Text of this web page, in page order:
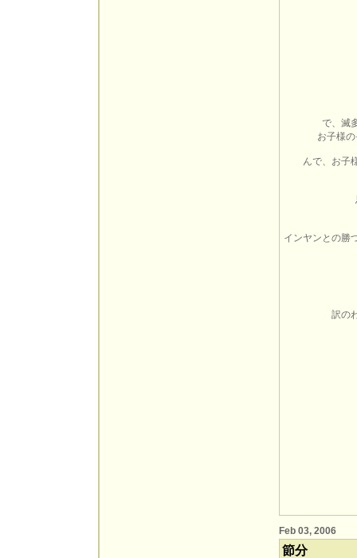
で、滅
お子様
んで、お子
インヤンとの勝
訳の
Feb 03, 2006
節分